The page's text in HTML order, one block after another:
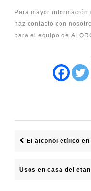
Para mayor información
haz contacto con
para el equipo de
El alcohol etílico
Usos en casa del